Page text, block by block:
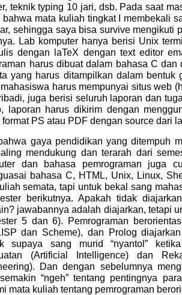
teknik typing 10 jari, dsb. Pada saat
mata kuliah tingkat I membekali
sehingga saya bisa survive mengikuti
Lab komputer hanya berisi Unix
dengan laTeX dengan text editor
harus dibuat dalam bahasa C
yang harus ditampilkan dalam bentuk
harus mempunyai situs web
juga berisi seluruh laporan dan
laporan harus dikirim dengan
PS atau PDF dengan source dari
gaya pendidikan yang ditempuh
mendukung dan terarah dari
dan bahasa pemrograman juga
bahasa C, HTML, Unix, Linux,
semata, tapi untuk bekal sang
berikutnya. Apakah tidak
jawabannya adalah diajarkan, tetapi
5 dan 6). Pemrograman
dan Scheme), dan Prolog
supaya sang murid “nyantol”
(Artificial Intelligence) dan
Dan dengan sebelumnya
“ngeh” tentang pentingnya
mata kuliah tentang pemrograman